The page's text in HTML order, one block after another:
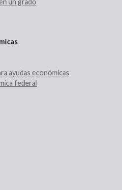
ayudas económicas
federal